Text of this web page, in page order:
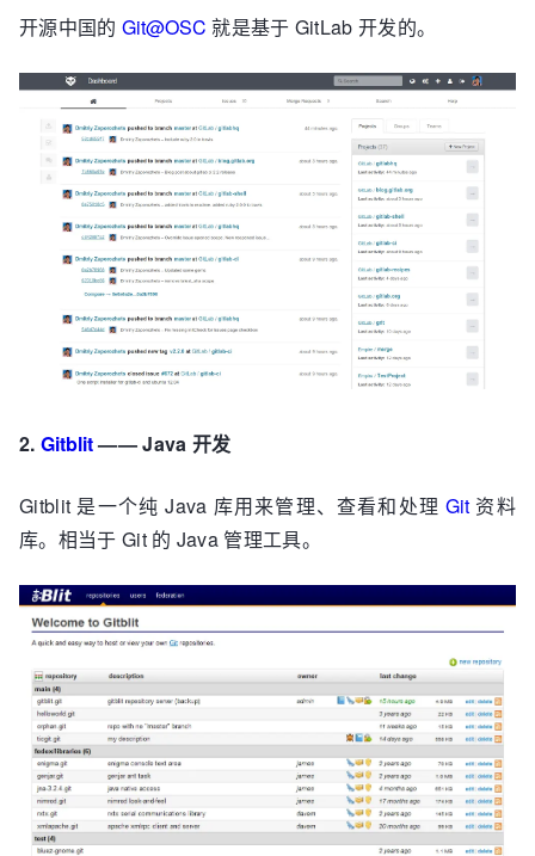
开源中国的 Git@OSC 就是基于 GitLab 开发的。
2. Gitblit—— Java 开发
Gitblit 是一个纯 Java 库用来管理、查看和处理Git 资料
库。相当于 Git 的 Java 管理工具。